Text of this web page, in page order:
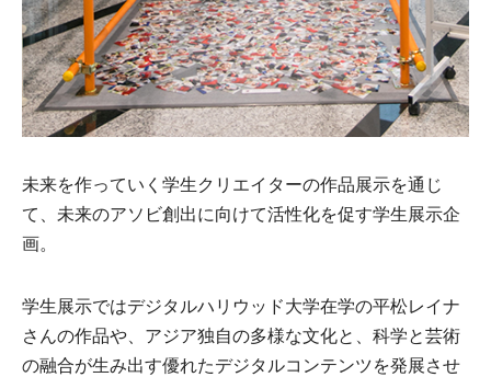
未来を作っていく学生クリエイターの作品展示を通じ
て、未来のアソビ創出に向けて活性化を促す学生展示企
画。
学生展示ではデジタルハリウッド大学在学の平松レイナ
さんの作品や、アジア独自の多様な文化と、科学と芸術
の融合が生み出す優れたデジタルコンテンツを発展させ